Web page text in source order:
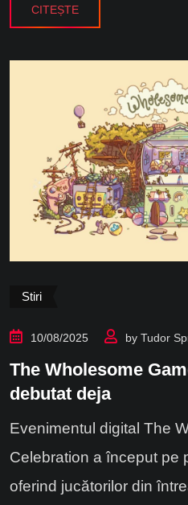
CITEȘTE
Stiri
10/08/2025 by Tudor
The Wholesome
debutat deja
Evenimentul digital The
Celebration a început pe
oferind jucătorilor din